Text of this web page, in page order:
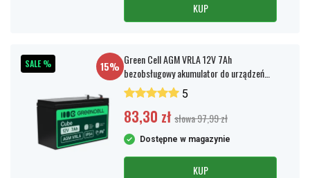
KUP
SALE % 15% Green Cell AGM VRLA 12V 7Ah
bezobsługowy akumulator do urządzeń
UPS
5
83,30 zł słowa 97,99 zł
Dostępne w magazynie
KUP